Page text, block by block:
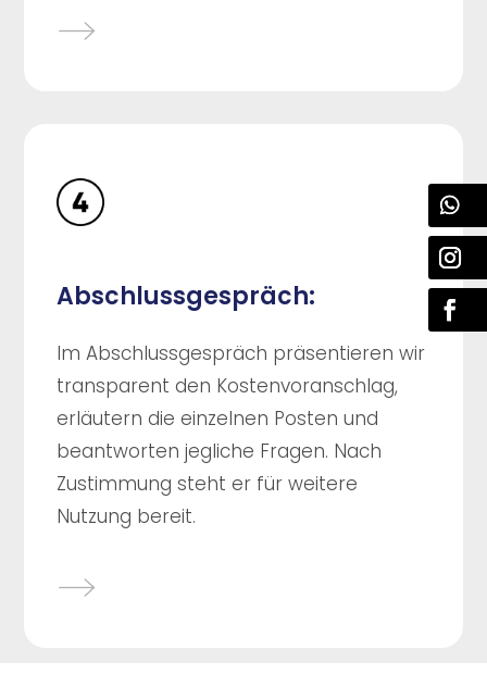
Abschlussgespräch:
Im Abschlussgespräch präsentieren wir
transparent den Kostenvoranschlag,
erläutern die einzelnen Posten und
beantworten jegliche Fragen. Nach
Zustimmung steht er für weitere
Nutzung bereit.